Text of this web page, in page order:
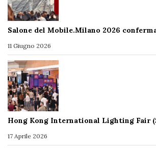
Salone del Mobile.Milano 2026
11 Giugno 2026
Hong Kong International Lighting Fair
17 Aprile 2026